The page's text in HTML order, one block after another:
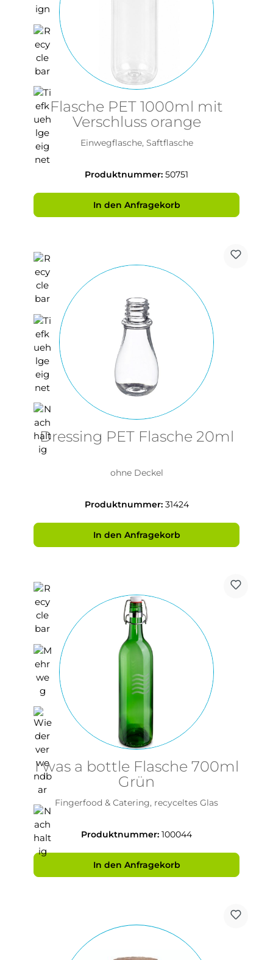
Flasche PET 1000ml mit
Verschluss orange
Einwegflasche, Saftflasche
Produktnummer: 50751
In den Anfragekorb
Dressing PET Flasche 20ml
ohne Deckel
Produktnummer: 31424
In den Anfragekorb
I was a bottle Flasche 700ml
Grün
Fingerfood & Catering, recyceltes Glas
Produktnummer: 100044
In den Anfragekorb